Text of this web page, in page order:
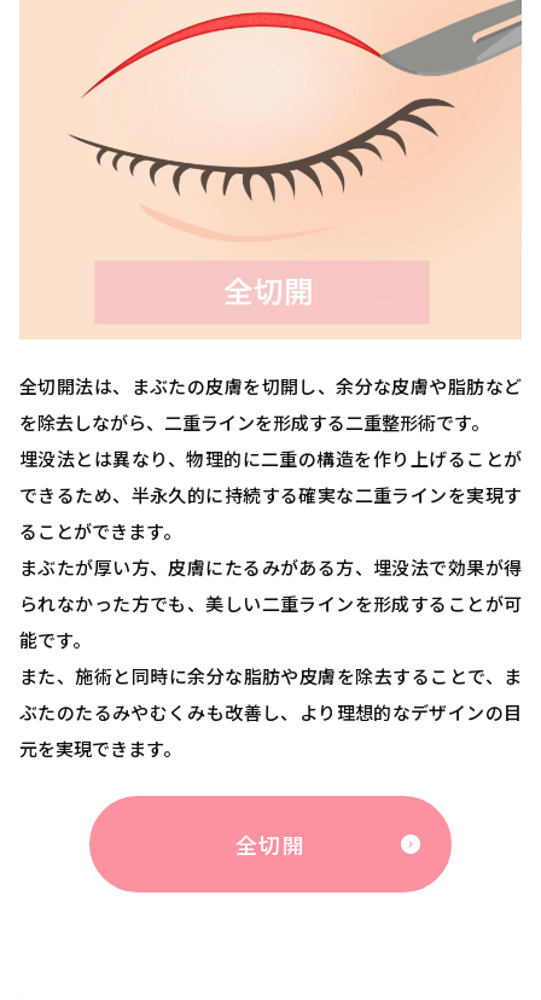
全切開法は、まぶたの皮膚を切開し、余分な皮膚や脂肪など
を除去しながら、二重ラインを形成する二重整形術です。
埋没法とは異なり、物理的に二重の構造を作り上げることが
できるため、半永久的に持続する確実な二重ラインを実現す
ることができます。
まぶたが厚い方、皮膚にたるみがある方、埋没法で効果が得
られなかった方でも、美しい二重ラインを形成することが可
能です。
また、施術と同時に余分な脂肪や皮膚を除去することで、ま
ぶたのたるみやむくみも改善し、より理想的なデザインの目
元を実現できます。
全切開